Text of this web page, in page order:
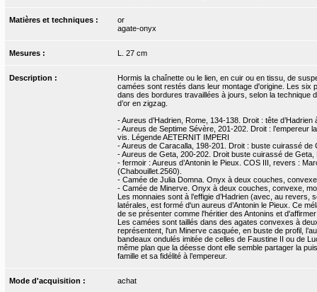
Matières et techniques :
or
agate-onyx
Mesures : L. 27 cm
Description :
Hormis la chaînette ou le lien, en cuir ou en tissu, de
camées sont restés dans leur montage d'origine. Les six
dans des bordures travaillées à jours, selon la technique
d’or en zigzag.
- Aureus d’Hadrien, Rome, 134-138. Droit : tête
- Aureus de Septime Sévère, 201-202. Droit : l’empereur
vis. Légende AETERNIT IMPERI
- Aureus de Caracalla, 198-201. Droit : buste cuirassé
- Aureus de Geta, 200-202. Droit buste cuirassé de
- fermoir : Aureus d’Antonin le Pieux. COS III, revers :
(Chabouillet.2560).
- Camée de Julia Domna. Onyx à deux couches,
- Camée de Minerve. Onyx à deux couches, convexe,
Les monnaies sont à l’effigie d’Hadrien (avec, au
latérales, est formé d'un aureus d’Antonin le Pieux. Ce
de se présenter comme l'héritier des Antonins et
Les camées sont taillés dans des agates convexes à
représentent, l'un Minerve casquée, en buste de profil,
bandeaux ondulés imitée de celles de Faustine II ou de
même plan que la déesse dont elle semble partager la
famille et sa fidélité à l’empereur.
Mode d'acquisition : achat